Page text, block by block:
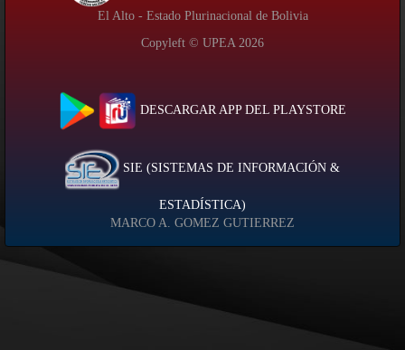
El Alto - Estado Plurinacional de Bolivia
Copyleft © UPEA 2026
DESCARGAR APP DEL PLAYSTORE
SIE (SISTEMAS DE INFORMACIÓN &
ESTADÍSTICA)
MARCO A. GOMEZ GUTIERREZ